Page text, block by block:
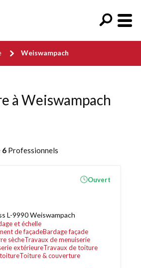
Weiswampach
à Weiswampach
6 Professionnels
L-9990 Weiswampach
et échelle
de façadeBardage façade
sècheTravaux de menuiserie
extérieureTravaux de toiture
Toiture & couverture
Ouvert